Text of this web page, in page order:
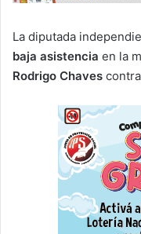
La diputada
baja asistencia en la
Rodrigo Chaves